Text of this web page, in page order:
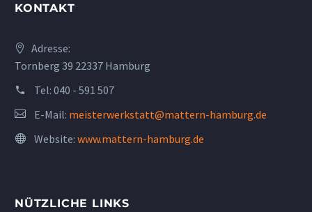
KONTAKT
Adresse:
Tornberg 39 22337 Hamburg
Tel: 040 - 591 507
E-Mail: meisterwerkstatt@mattern-hamburg.de
Website: www.mattern-hamburg.de
NÜTZLICHE LINKS